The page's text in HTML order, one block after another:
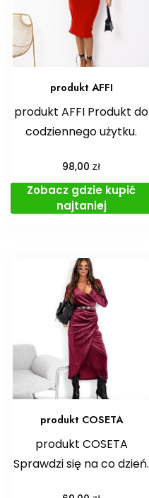
produkt AFFI
produkt AFFI Produkt do
codziennego użytku.
98,00zł
Zobacz gdzie kupić
najtaniej
produkt COSETA
produkt COSETA
Sprawdzi się na co dzień.